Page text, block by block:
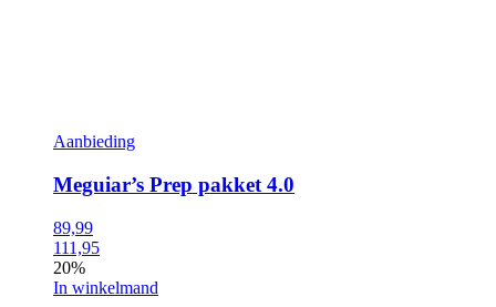
Aanbieding
Meguiar’s Prep pakket 4.0
89,99
111,95
20%
In winkelmand